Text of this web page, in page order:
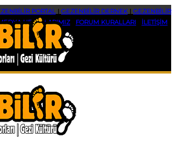
PORTAL| GEZENBİLİR DERNEK| GEZENBİLİR
HESAPLARIMIZ FORUM KURALLARI İLETİŞİM